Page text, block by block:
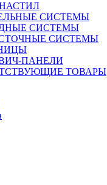
СИСТЕМЫ
СИСТЕМЫ
СИСТЕМЫ
ПАНЕЛИ
ТОВАРЫ